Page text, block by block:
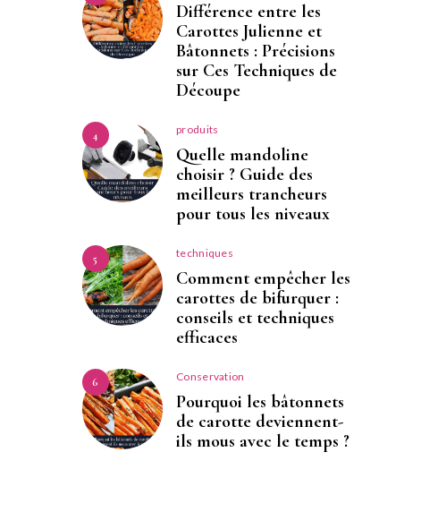
Différence entre les
Carottes Julienne et
Bâtonnets : Précisions
sur Ces Techniques de
Découpe
4 produits
Quelle mandoline
choisir ? Guide des
meilleurs trancheurs
pour tous les niveaux
5 techniques
Comment empêcher les
carottes de bifurquer :
conseils et techniques
efficaces
6 Conservation
Pourquoi les bâtonnets
de carotte deviennent-
ils mous avec le temps ?